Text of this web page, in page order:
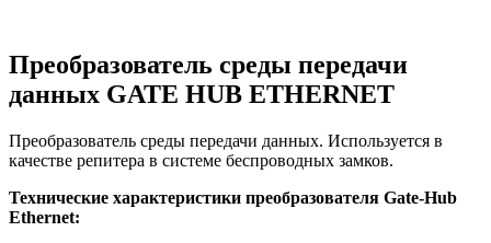
Преобразователь среды передачи
данных GATE HUB ETHERNET
Преобразователь среды передачи данных. Используется в
качестве репитера в системе беспроводных замков.
Технические характеристики преобразователя Gate-Hub
Ethernet: